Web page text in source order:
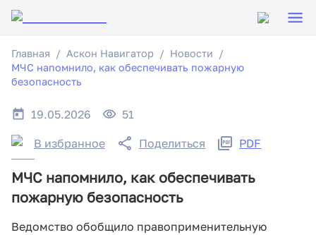
Главная Аскон Навигатор
Новости
МЧС напомнило, как обеспечивать пожарную
безопасность
19.05.2026 51
В избранное Поделиться PDF
МЧС напомнило, как обеспечивать
пожарную безопасность
Ведомство обобщило правоприменительную